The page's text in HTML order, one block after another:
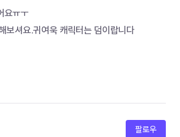
요ㅠㅜ
보셔요.귀여욱 캐릭터는 덤이랍니다
팔로우